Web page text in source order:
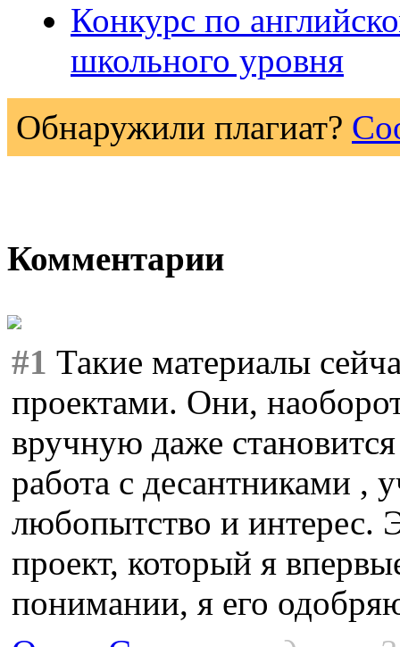
Конкурс по
школьного уровня
Обнаружили плагиат?
Комментарии
#1 Такие материалы
проектами. Они,
вручную даже
работа с десантниками ,
любопытство и интерес.
проект, который я
понимании, я его